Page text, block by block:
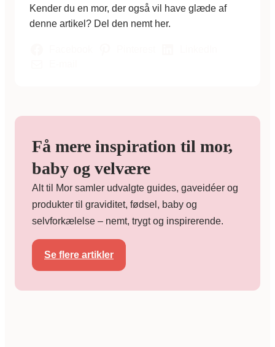
Kender du en mor, der også vil have glæde af
denne artikel? Del den nemt her.
Få mere inspiration til mor,
baby og velvære
Alt til Mor samler udvalgte guides, gaveidéer og
produkter til graviditet, fødsel, baby og
selvforkælelse – nemt, trygt og inspirerende.
Se flere artikler